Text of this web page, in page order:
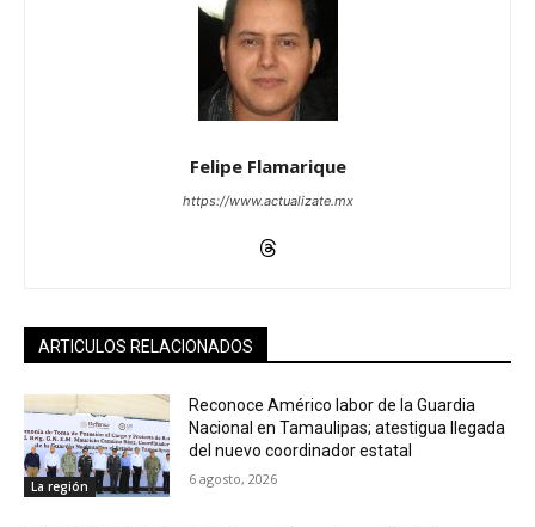
Felipe Flamarique
https://www.actualizate.mx
ARTICULOS RELACIONADOS
La región
Reconoce Américo labor de la Guardia
Nacional en Tamaulipas; atestigua llegada
del nuevo coordinador estatal
6 agosto, 2026